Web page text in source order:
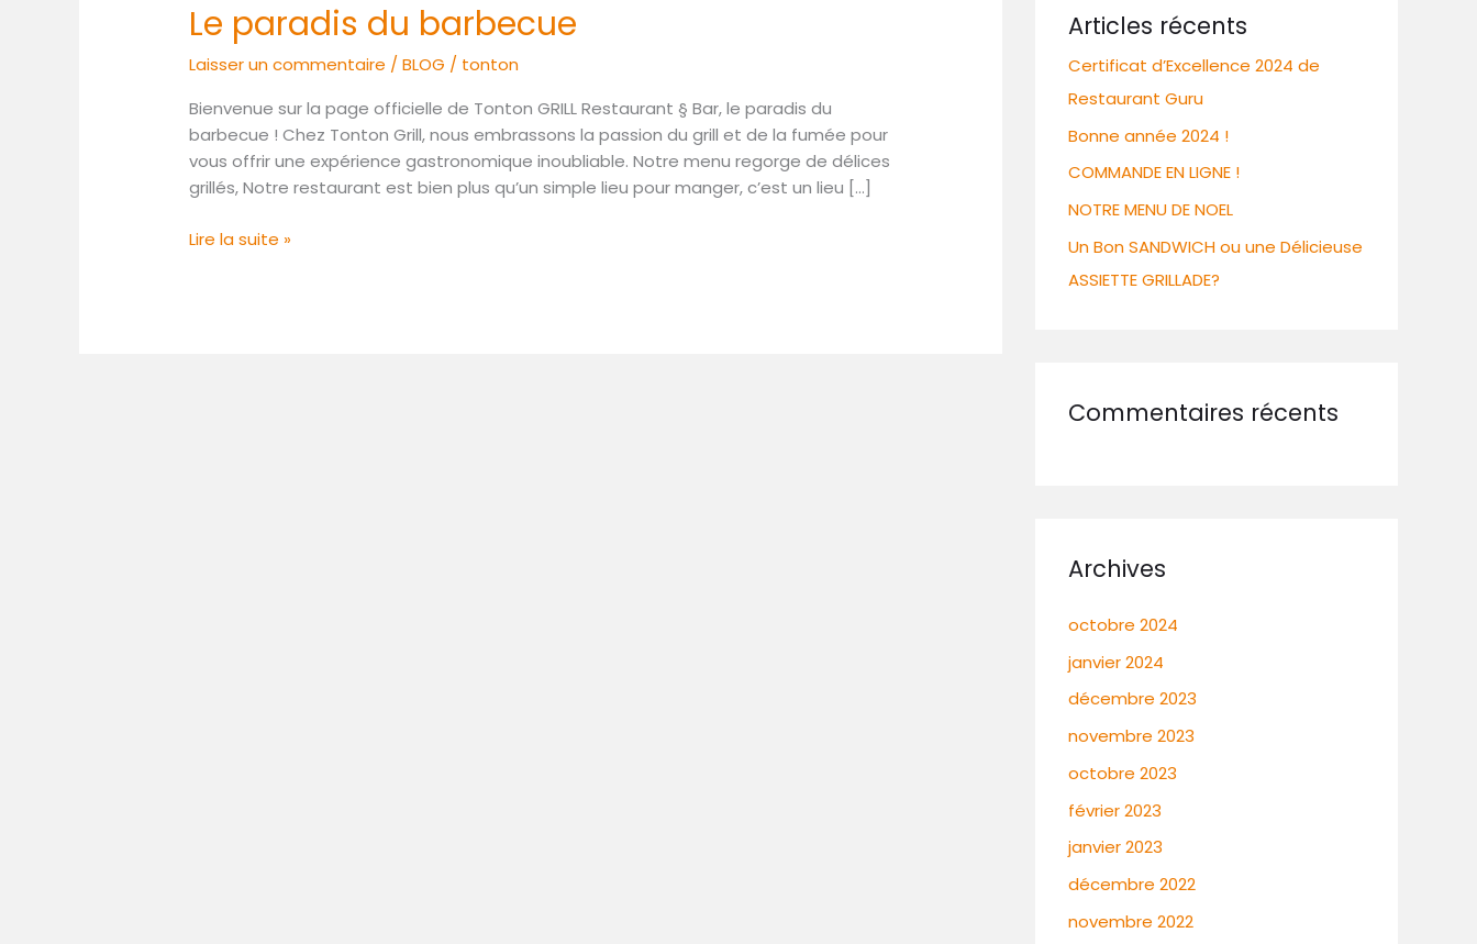
Le paradis du barbecue
Laisser un commentaire /BLOG / tonton
Bienvenue sur la page officielle de Tonton GRILL Restaurant § Bar, le paradis du
barbecue ! Chez Tonton Grill, nous embrassons la passion du grill et de la fumée pour
vous offrir une expérience gastronomique inoubliable. Notre menu regorge de délices
grillés, Notre restaurant est bien plus qu’un simple lieu pour manger, c’est un lieu […]
Le
paradis
du
Lire la suite »
Articles récents
Certificat d’Excellence 2024 de
Restaurant Guru
Bonne année 2024 !
COMMANDE EN LIGNE !
NOTRE MENU DE NOEL
Un Bon SANDWICH ou une Délicieuse
ASSIETTE GRILLADE?
Commentaires récents
Archives
octobre 2024
janvier 2024
décembre 2023
novembre 2023
octobre 2023
février 2023
janvier 2023
décembre 2022
novembre 2022